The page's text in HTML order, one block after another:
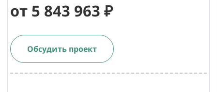
от 5 843 963 ₽
Обсудить проект